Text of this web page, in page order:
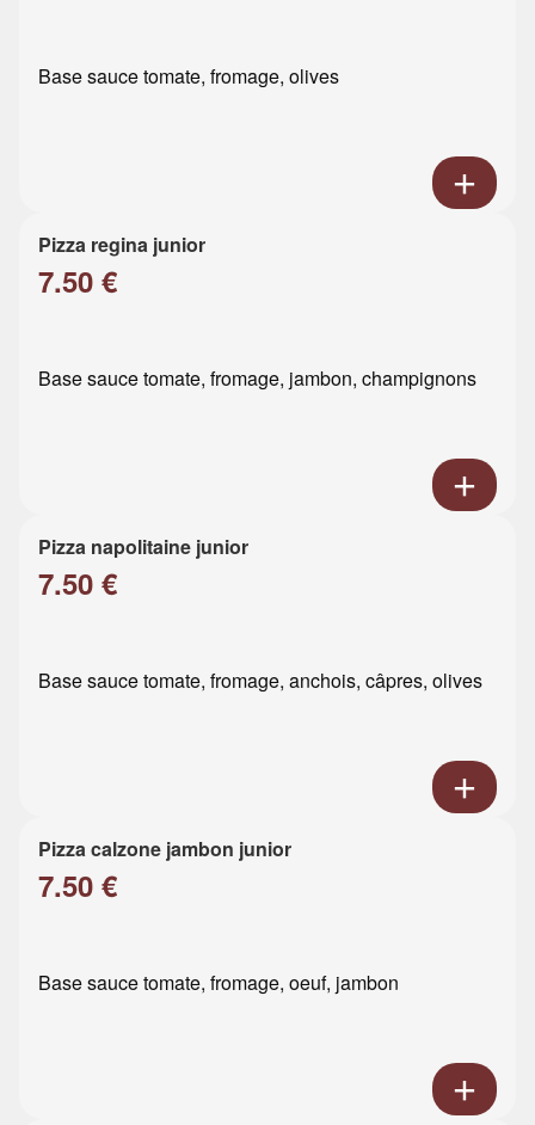
Base sauce tomate, fromage, olives
Pizza regina junior
7.50 €
Base sauce tomate, fromage, jambon, champignons
Pizza napolitaine junior
7.50 €
Base sauce tomate, fromage, anchois, câpres, olives
Pizza calzone jambon junior
7.50 €
Base sauce tomate, fromage, oeuf, jambon